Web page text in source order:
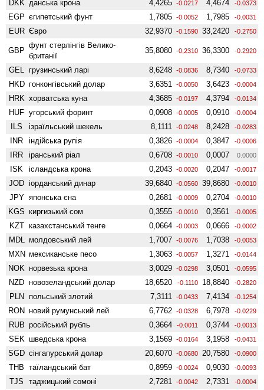
DKK данська крона 4,4265 -0.0217 4,4674 -0.0373
EGP єгипетський фунт 1,7805 -0.0052 1,7985 -0.0031
EUR Євро 32,9370 -0.1590 33,2420 -0.2750
GBP
фунт стерлінгів Велико­
британії
35,8080 -0.2310 36,3300 -0.2920
GEL грузинський ларі 8,6248 -0.0836 8,7340 -0.0733
HKD гонконгівський долар 3,6351 -0.0050 3,6423 -0.0004
HRK хорватська куна 4,3685 -0.0197 4,3794 -0.0134
HUF угорський форинт 0,0908 -0.0005 0,0910 -0.0004
ILS ізраїльський шекель 8,1111 -0.0248 8,2428 -0.0283
INR індійська рупія 0,3826 -0.0004 0,3847 -0.0006
IRR іранський ріал 0,6708 -0.0010 0,0007 0.0000
ISK ісландська крона 0,2043 -0.0020 0,2047 -0.0017
JOD іорданський динар 39,6840 -0.0560 39,8680 -0.0010
JPY японська єна 0,2681 -0.0009 0,2704 -0.0010
KGS киргизький сом 0,3555 -0.0010 0,3561 -0.0005
KZT казахстанський тенге 0,0664 -0.0003 0,0666 -0.0002
MDL молдовський лей 1,7007 -0.0076 1,7038 -0.0053
MXN мексиканське песо 1,3063 -0.0057 1,3271 -0.0144
NOK норвезька крона 3,0029 -0.0298 3,0501 -0.0595
NZD ново­зеландський долар 18,6520 -0.1110 18,8840 -0.2820
PLN польський злотий 7,3111 -0.0433 7,4134 -0.1254
RON новий румунський лей 6,7762 -0.0328 6,7978 -0.0229
RUB російський рубль 0,3664 -0.0011 0,3744 -0.0013
SEK шведська крона 3,1569 -0.0164 3,1958 -0.0431
SGD сінгапурський долар 20,6070 -0.0680 20,7580 -0.0900
THB таїландський бат 0,8959 -0.0024 0,9030 -0.0093
TJS таджицький сомоні 2,7281 -0.0042 2,7331 -0.0004